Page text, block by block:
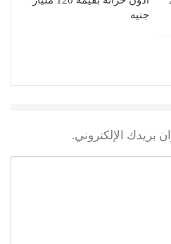
جنيه
بريدك الإلكتروني.